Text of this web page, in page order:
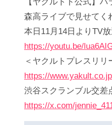
森高ライブで見せてく
本日11月14日よりTV
https://youtu.be/
＜ヤクルトプレスリリ
https://
渋谷スクランブル交差
https://x.com/